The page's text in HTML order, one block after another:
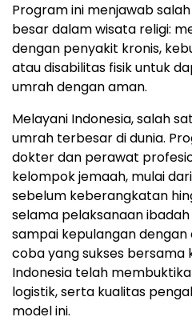
Program ini menjawab
besar dalam wisata religi:
dengan penyakit kronis,
atau disabilitas fisik untuk
umrah dengan aman.
Melayani Indonesia, salah
umrah terbesar di dunia.
dokter dan perawat
kelompok jemaah, mulai
sebelum keberangkatan
selama pelaksanaan
sampai kepulangan dengan
coba yang sukses bersama
Indonesia telah
logistik, serta kualitas
model ini.